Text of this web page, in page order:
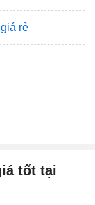
rẻ
tốt tại